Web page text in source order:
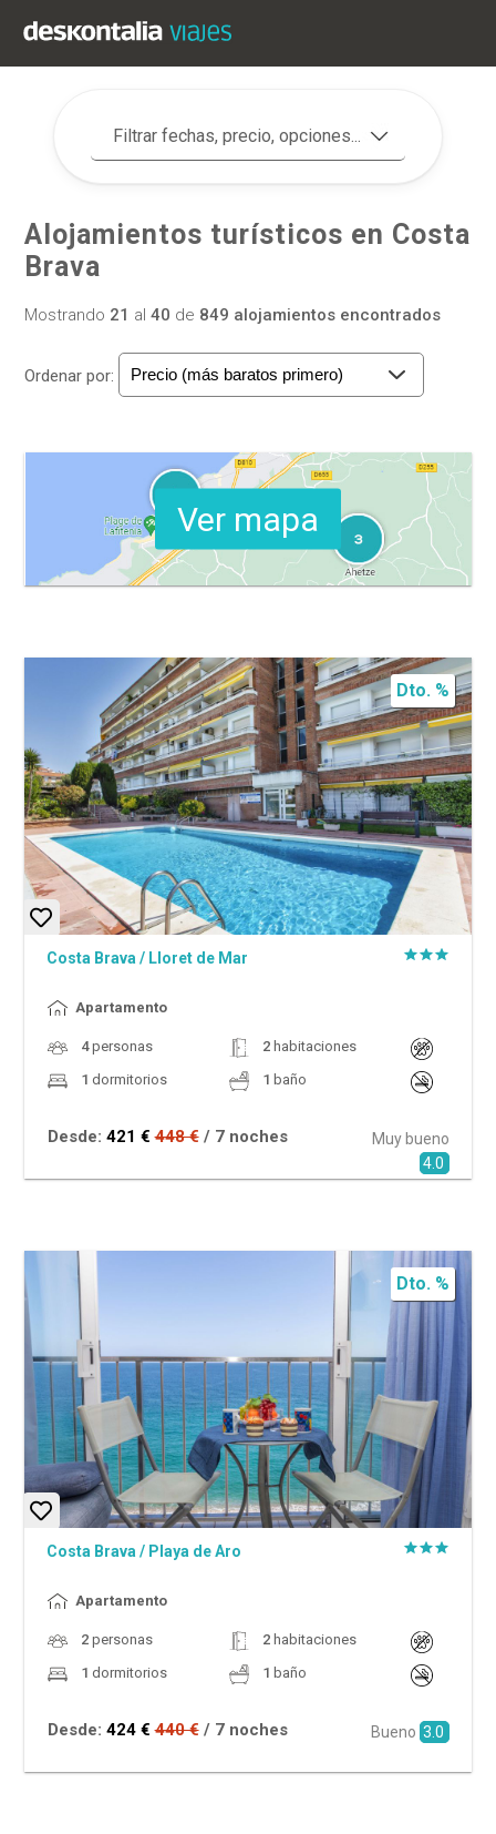
Filtrar fechas, precio, opciones...
Alojamientos turísticos en Costa
Brava
Mostrando 21 al40 de 849 alojamientos encontrados
Ordenar por:
Ver mapa
Dto. %
Costa Brava / Lloret de Mar
Apartamento
4personas 2habitaciones
1 dormitorios 1 baño
Desde: 421 € 448 € / 7 noches
Muy bueno
4.0
Dto. %
Costa Brava / Playa de Aro
Apartamento
2personas 2habitaciones
1 dormitorios 1 baño
Desde: 424 € 440 € / 7 noches Bueno 3.0